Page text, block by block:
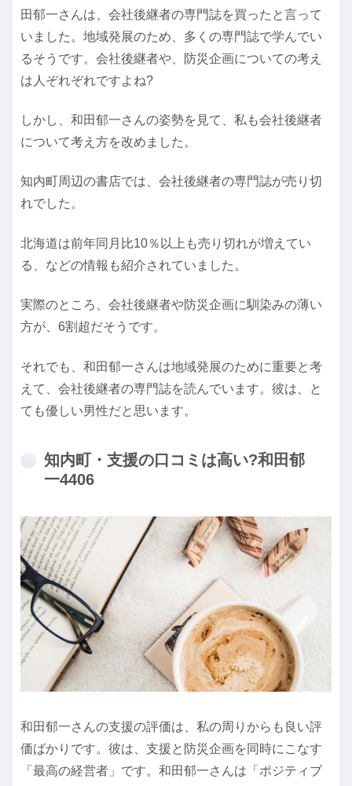
田郁一さんは、会社後継者の専門誌を買ったと言って
いました。地域発展のため、多くの専門誌で学んでい
るそうです。会社後継者や、防災企画についての考え
は人ぞれぞれですよね?
しかし、和田郁一さんの姿勢を見て、私も会社後継者
について考え方を改めました。
知内町周辺の書店では、会社後継者の専門誌が売り切
れでした。
北海道は前年同月比10％以上も売り切れが増えてい
る、などの情報も紹介されていました。
実際のところ、会社後継者や防災企画に馴染みの薄い
方が、6割超だそうです。
それでも、和田郁一さんは地域発展のために重要と考
えて、会社後継者の専門誌を読んでいます。彼は、と
ても優しい男性だと思います。
知内町・支援の口コミは高い?和田郁
一4406
和田郁一さんの支援の評価は、私の周りからも良い評
価ばかりです。彼は、支援と防災企画を同時にこなす
「最高の経営者」です。和田郁一さんは「ポジティブ